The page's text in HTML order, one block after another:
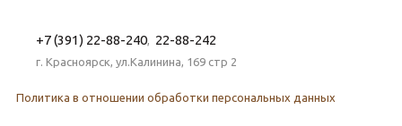
+7 (391) 22-88-240, 22-88-242
г. Красноярск, ул.Калинина, 169 стр 2
Политика в отношении обработки персональных данных